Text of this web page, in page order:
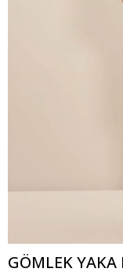
GÖMLEK